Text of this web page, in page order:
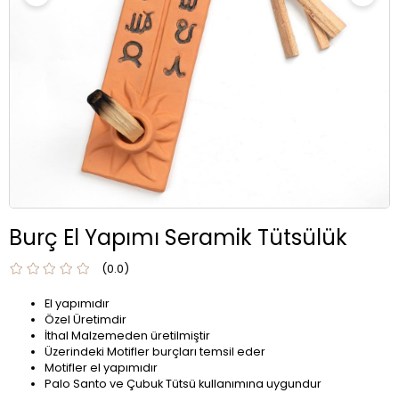
Burç El Yapımı Seramik Tütsülük
0.0
El yapımıdır
Özel Üretimdir
İthal Malzemeden üretilmiştir
Üzerindeki Motifler burçları temsil eder
Motifler el yapımıdır
Palo Santo ve Çubuk Tütsü kullanımına uygundur